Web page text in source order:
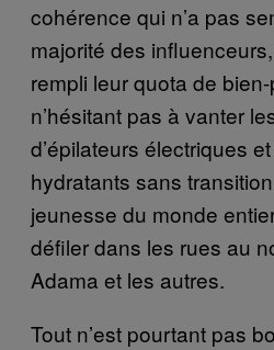
cohérence qui n’a pas
majorité des
rempli leur quota de
n’hésitant pas à vanter
d’épilateurs électriques
hydratants sans
jeunesse du monde
défiler dans les rues au
Adama et les autres.
Tout n’est pourtant pas